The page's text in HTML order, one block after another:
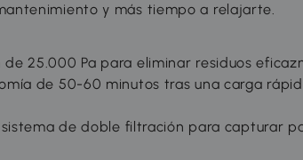
y más tiempo a relajarte.
25.000 Pa para eliminar residuos
de 50-60 minutos tras una carga
de doble filtración para capturar